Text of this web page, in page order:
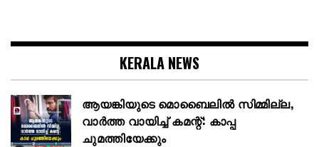
KERALA NEWS
ആയങ്കിയുടെ മൊബൈലിൽ സിമ്മില്ല,
വാർത്ത വായിച്ച് കമന്റ്: കാപ്പ
ചുമത്തിയേക്കും